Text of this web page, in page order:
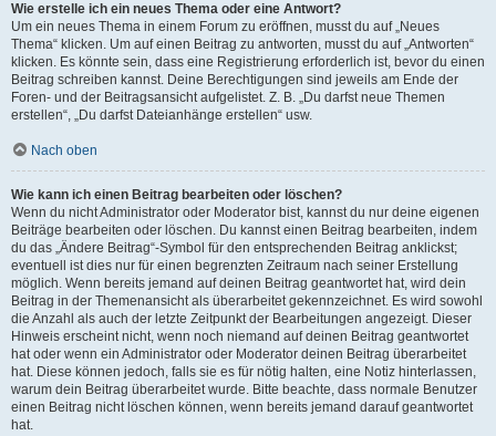
Wie erstelle ich ein neues Thema oder eine Antwort?
Um ein neues Thema in einem Forum zu eröffnen, musst du auf „Neues
Thema“ klicken. Um auf einen Beitrag zu antworten, musst du auf „Antworten“
klicken. Es könnte sein, dass eine Registrierung erforderlich ist, bevor du einen
Beitrag schreiben kannst. Deine Berechtigungen sind jeweils am Ende der
Foren- und der Beitragsansicht aufgelistet. Z. B. „Du darfst neue Themen
erstellen“, „Du darfst Dateianhänge erstellen“ usw.
Nach oben
Wie kann ich einen Beitrag bearbeiten oder löschen?
Wenn du nicht Administrator oder Moderator bist, kannst du nur deine eigenen
Beiträge bearbeiten oder löschen. Du kannst einen Beitrag bearbeiten, indem
du das „Ändere Beitrag“-Symbol für den entsprechenden Beitrag anklickst;
eventuell ist dies nur für einen begrenzten Zeitraum nach seiner Erstellung
möglich. Wenn bereits jemand auf deinen Beitrag geantwortet hat, wird dein
Beitrag in der Themenansicht als überarbeitet gekennzeichnet. Es wird sowohl
die Anzahl als auch der letzte Zeitpunkt der Bearbeitungen angezeigt. Dieser
Hinweis erscheint nicht, wenn noch niemand auf deinen Beitrag geantwortet
hat oder wenn ein Administrator oder Moderator deinen Beitrag überarbeitet
hat. Diese können jedoch, falls sie es für nötig halten, eine Notiz hinterlassen,
warum dein Beitrag überarbeitet wurde. Bitte beachte, dass normale Benutzer
einen Beitrag nicht löschen können, wenn bereits jemand darauf geantwortet
hat.